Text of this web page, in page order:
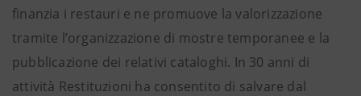
finanzia i restauri e ne promuove la valorizzazione
tramite l’organizzazione di mostre temporanee e la
pubblicazione dei relativi cataloghi. In 30 anni di
attività Restituzioni ha consentito di salvare dal